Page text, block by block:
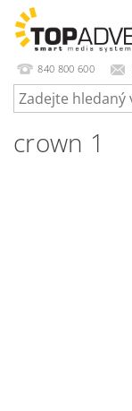
840 800 600
crown 1